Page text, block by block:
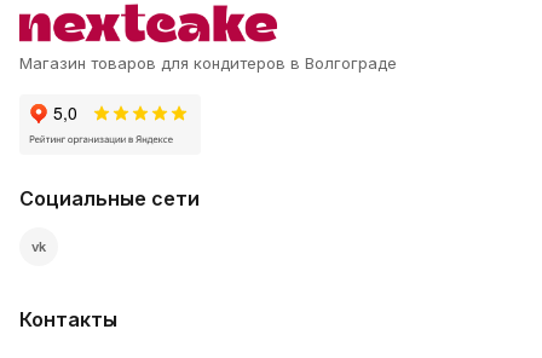
Магазин товаров для кондитеров в Волгограде
Социальные сети
vk
Контакты